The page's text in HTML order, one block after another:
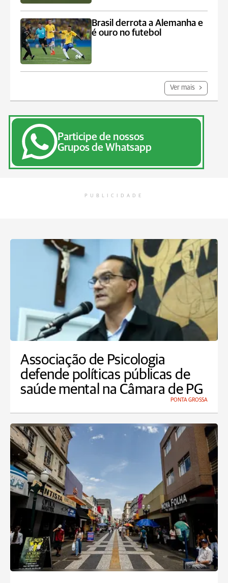
Brasil derrota a Alemanha e
é ouro no futebol
Ver mais
Participe de nossos
Grupos de Whatsapp
PUBLICIDADE
Associação de Psicologia
defende políticas públicas de
saúde mental na Câmara de PG
PONTA GROSSA